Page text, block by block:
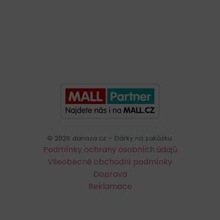
© 2026 danaza.cz – Dárky na zakázku.
Podmínky ochrany osobních údajů
Všeobecné obchodní podmínky
Doprava
Reklamace